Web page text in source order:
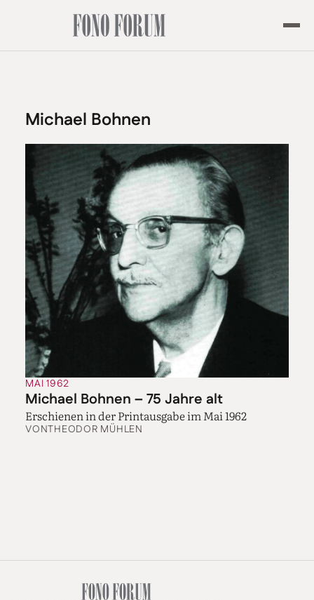
Michael Bohnen
MAI 1962
Michael Bohnen – 75 Jahre alt
Erschienen in der Printausgabe im Mai 1962
VONTHEODOR MÜHLEN